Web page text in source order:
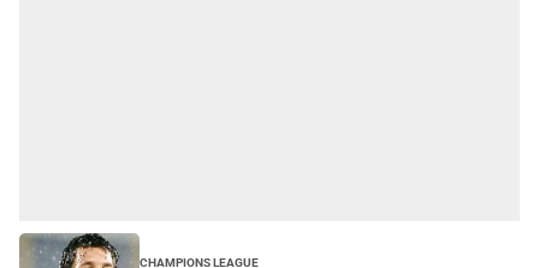
Champions League